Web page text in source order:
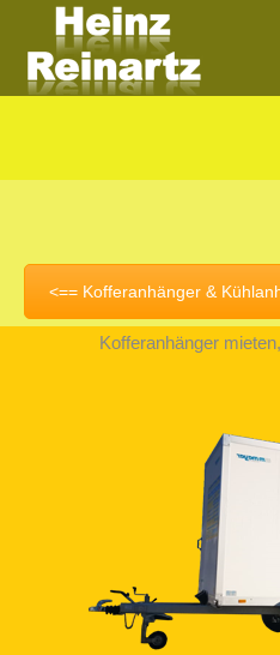
<== Kofferanhänger &
Kofferanhänger